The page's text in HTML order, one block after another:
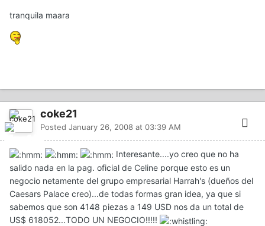
tranquila maara
coke21
Posted January 26, 2008 at 03:39 AM
Interesante....yo creo que no ha
salido nada en la pag. oficial de Celine porque esto es un
negocio netamente del grupo empresarial Harrah's (dueños del
Caesars Palace creo)...de todas formas gran idea, ya que si
sabemos que son 4148 piezas a 149 USD nos da un total de
US$ 618052...TODO UN NEGOCIO!!!!!